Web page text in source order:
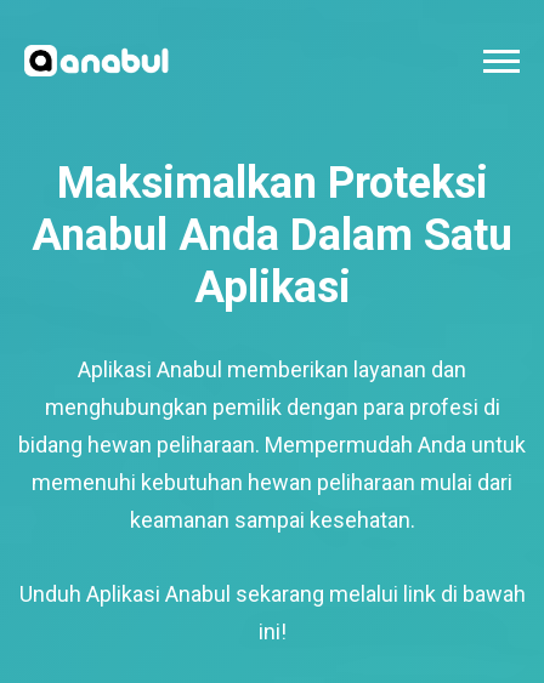
Maksimalkan Proteksi
Anabul Anda Dalam Satu
Aplikasi
Aplikasi Anabul memberikan layanan dan
menghubungkan pemilik dengan para profesi di
bidang hewan peliharaan. Mempermudah Anda untuk
memenuhi kebutuhan hewan peliharaan mulai dari
keamanan sampai kesehatan.
Unduh Aplikasi Anabul sekarang melalui link di bawah
ini!